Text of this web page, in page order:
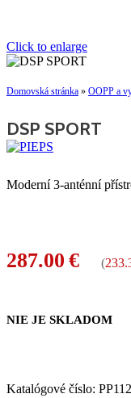
Click to enlarge
Domovská stránka » OOPP a
DSP SPORT
Moderní 3-anténní
287.00 € (
NIE JE SKLADOM
Katalógové číslo: